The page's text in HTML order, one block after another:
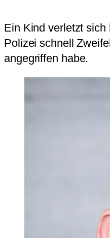
Ein Kind verletzt
Polizei schnell
angegriffen habe.